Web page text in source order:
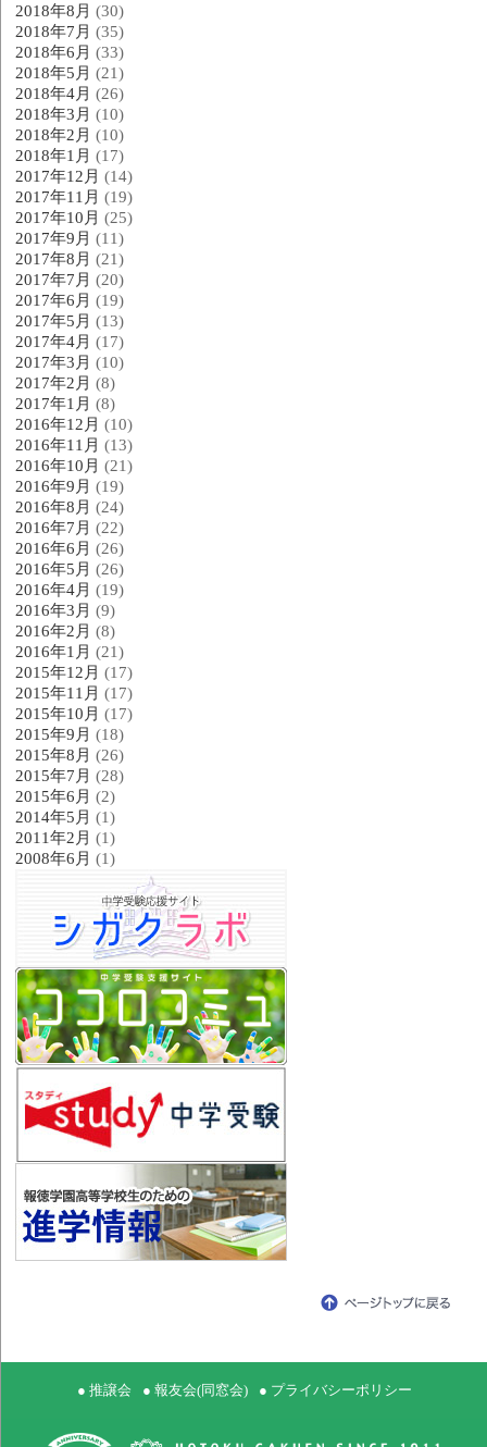
2018年8月 (30)
2018年7月 (35)
2018年6月 (33)
2018年5月 (21)
2018年4月 (26)
2018年3月 (10)
2018年2月 (10)
2018年1月 (17)
2017年12月 (14)
2017年11月 (19)
2017年10月 (25)
2017年9月 (11)
2017年8月 (21)
2017年7月 (20)
2017年6月 (19)
2017年5月 (13)
2017年4月 (17)
2017年3月 (10)
2017年2月 (8)
2017年1月 (8)
2016年12月 (10)
2016年11月 (13)
2016年10月 (21)
2016年9月 (19)
2016年8月 (24)
2016年7月 (22)
2016年6月 (26)
2016年5月 (26)
2016年4月 (19)
2016年3月 (9)
2016年2月 (8)
2016年1月 (21)
2015年12月 (17)
2015年11月 (17)
2015年10月 (17)
2015年9月 (18)
2015年8月 (26)
2015年7月 (28)
2015年6月 (2)
2014年5月 (1)
2011年2月 (1)
2008年6月 (1)
● 推譲会 ● 報友会(同窓会) ● プライバシーポリシー